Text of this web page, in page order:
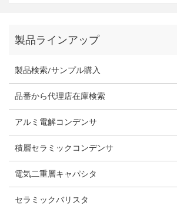
製品ラインアップ
製品検索/サンプル購入
品番から代理店在庫検索
アルミ電解コンデンサ
積層セラミックコンデンサ
電気二重層キャパシタ
セラミックバリスタ